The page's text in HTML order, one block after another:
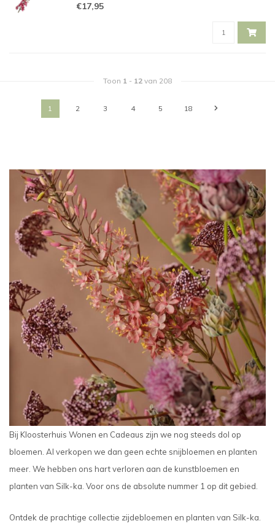
met deze schitterende Eremurus (ook wel bekend
als naald van Cleopatra) van het bekende kwal
€17,95
Toon 1 - 12 van 208
1 2 3 4 5 18
Bij Kloosterhuis Wonen en Cadeaus zijn we nog steeds dol op
bloemen. Al verkopen we dan geen echte snijbloemen en planten
meer. We hebben ons hart verloren aan de kunstbloemen en
planten van Silk-ka. Voor ons de absolute nummer 1 op dit gebied.
Ontdek de prachtige collectie zijdebloemen en planten van Silk-ka.